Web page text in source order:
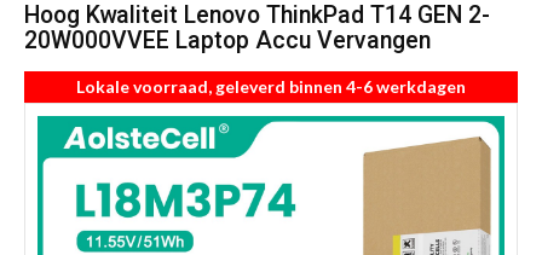
Hoog Kwaliteit Lenovo ThinkPad T14 GEN 2-
20W000VVEE Laptop Accu Vervangen
Lokale voorraad, geleverd binnen 4-6 werkdagen